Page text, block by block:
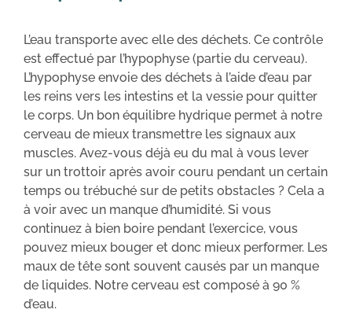
L’eau transporte avec elle des déchets. Ce contrôle
est effectué par l’hypophyse (partie du cerveau).
L’hypophyse envoie des déchets à l’aide d’eau par
les reins vers les intestins et la vessie pour quitter
le corps. Un bon équilibre hydrique permet à notre
cerveau de mieux transmettre les signaux aux
muscles. Avez-vous déjà eu du mal à vous lever
sur un trottoir après avoir couru pendant un certain
temps ou trébuché sur de petits obstacles ? Cela a
à voir avec un manque d’humidité. Si vous
continuez à bien boire pendant l’exercice, vous
pouvez mieux bouger et donc mieux performer. Les
maux de tête sont souvent causés par un manque
de liquides. Notre cerveau est composé à 90 %
d’eau.